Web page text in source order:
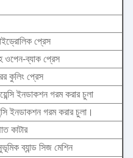
প্রেস
ওপেন-ব্যাক প্রেস
কুলিং প্রেস
ইনডাকশন গরম করার চুলা
ইনডাকশন গরম করার চুলা।
কাটার
ব্যান্ড সিজ মেশিন